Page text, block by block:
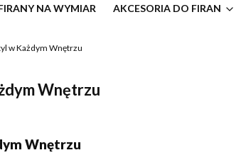
NA WYMIAR AKCESORIA DO FIRAN
w Każdym Wnętrzu
Wnętrzu
Wnętrzu